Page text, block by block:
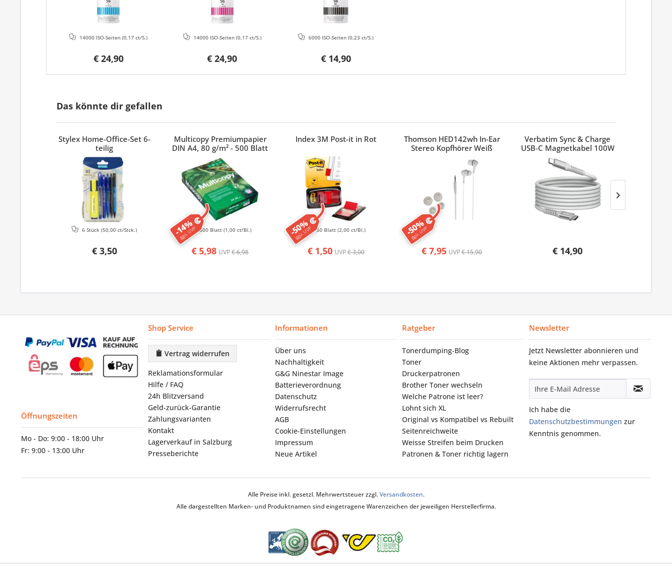
€ 24,90
14000 ISO-Seiten(0,17 ct/S.)
€ 24,90
14000 ISO-Seiten (0,17 ct/S.)
€ 14,90
6000 ISO-Seiten(0,23 ct/S.)
Das könnte dir gefallen
Stylex Home-Office-Set 6-
teilig
€ 3,50
6 Stück(50,00 ct/Stck.) -14%
ggü. UVP
Multicopy Premiumpapier
DIN A4, 80 g/m² - 500 Blatt
€ 5,98 UVP€ 6,98
500 Blatt (1,00 ct/Bl.) -50%
ggü. UVP
Index 3M Post-it in Rot
€ 1,50 UVP€ 3,00
50 Blatt(2,00 ct/Bl.) -50%
ggü. UVP
Thomson HED142wh In-Ear
Stereo Kopfhörer Weiß
€ 7,95 UVP€ 15,90
Verbatim Sync & Charge
USB-C Magnetkabel 100W
€ 14,90
Öffnungszeiten
Mo - Do: 9:00 - 18:00 Uhr
Fr: 9:00 - 13:00 Uhr
Shop Service
Vertrag widerrufen
Reklamationsformular
Hilfe / FAQ
24h Blitzversand
Geld-zurück-Garantie
Zahlungsvarianten
Kontakt
Lagerverkauf in Salzburg
Presseberichte
Informationen
Über uns
Nachhaltigkeit
G&G Ninestar Image
Batterieverordnung
Datenschutz
Widerrufsrecht
AGB
Cookie-Einstellungen
Impressum
Neue Artikel
Ratgeber
Tonerdumping‑Blog
Toner
Druckerpatronen
Brother Toner wechseln
Welche Patrone ist leer?
Lohnt sich XL
Original vs Kompatibel vs Rebuilt
Seitenreichweite
Weisse Streifen beim Drucken
Patronen & Toner richtig lagern
Newsletter
Jetzt Newsletter abonnieren und
keine Aktionen mehr verpassen.
Ich habe die
Datenschutzbestimmungen zur
Kenntnis genommen.
Alle Preise inkl. gesetzl. Mehrwertsteuer zzgl.Versandkosten.
Alle dargestellten Marken- und Produktnamen sind eingetragene Warenzeichen der jeweiligen Herstellerfirma.